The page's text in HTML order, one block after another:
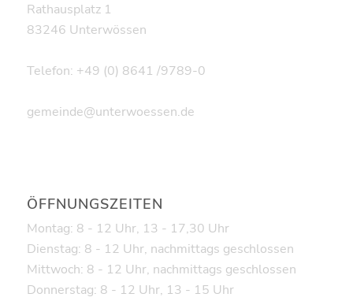
Rathausplatz 1
83246 Unterwössen
Telefon: +49 (0) 8641 /9789-0
gemeinde@unterwoessen.de
ÖFFNUNGSZEITEN
Montag: 8 - 12 Uhr, 13 - 17,30 Uhr
Dienstag: 8 - 12 Uhr, nachmittags geschlossen
Mittwoch: 8 - 12 Uhr, nachmittags geschlossen
Donnerstag: 8 - 12 Uhr, 13 - 15 Uhr